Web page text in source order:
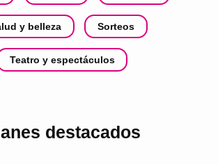
y belleza Sorteos
Teatro y espectáculos
destacados